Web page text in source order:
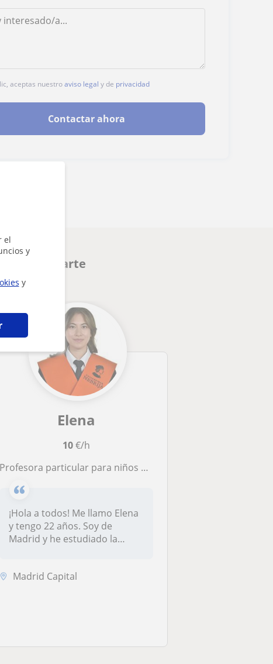
el
y
y
aceptas nuestroaviso legal y de privacidad
Contactar ahora
interesarte
Elena
10€/h
Profesora particular para niños de PRIMARIA, E.S.O y BACHILLER
¡Hola a todos! Me llamo Elena
y tengo 22 años. Soy de
Madrid y he estudiado la
Madrid Capital